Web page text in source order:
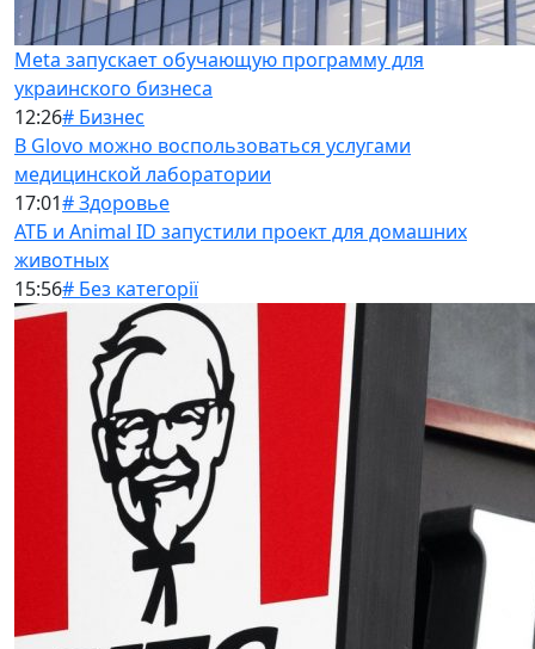
Meta запускает обучающую программу для
украинского бизнеса
12:26# Бизнес
В Glovo можно воспользоваться услугами
медицинской лаборатории
17:01# Здоровье
АТБ и Animal ID запустили проект для домашних
животных
15:56# Без категорії